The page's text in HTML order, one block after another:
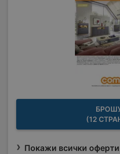
(12
Покажи всички